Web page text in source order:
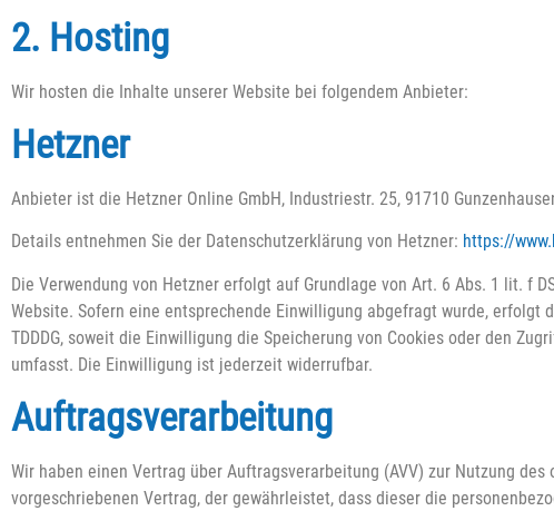
2. Hosting
Wir hosten die Inhalte unserer Website bei folgendem Anbieter:
Hetzner
Anbieter ist die Hetzner Online GmbH, Industriestr. 25, 91710
Details entnehmen Sie der Datenschutzerklärung von Hetzner: https://
Die Verwendung von Hetzner erfolgt auf Grundlage von Art. 6 Abs. 1 lit. f
Website. Sofern eine entsprechende Einwilligung abgefragt wurde, erfolgt
TDDDG, soweit die Einwilligung die Speicherung von Cookies oder den
umfasst. Die Einwilligung ist jederzeit widerrufbar.
Auftragsverarbeitung
Wir haben einen Vertrag über Auftragsverarbeitung (AVV) zur Nutzung
vorgeschriebenen Vertrag, der gewährleistet, dass dieser die